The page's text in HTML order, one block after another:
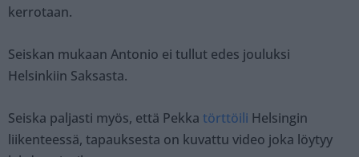
kerrotaan.
Seiskan mukaan Antonio ei tullut edes jouluksi
Helsinkiin Saksasta.
Seiska paljasti myös, että Pekka törttöili Helsingin
liikenteessä, tapauksesta on kuvattu video joka löytyy